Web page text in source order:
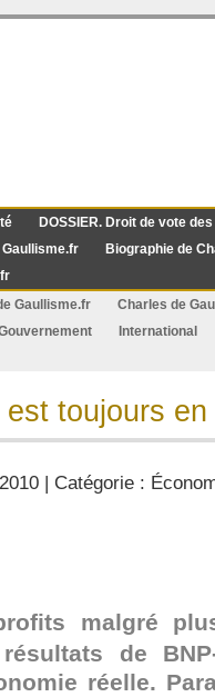
DOSSIER. Droit de vote
Biographie de
Gaullisme.fr
Charles de
International
est toujours
| Catégorie :
malgré
de
réelle.